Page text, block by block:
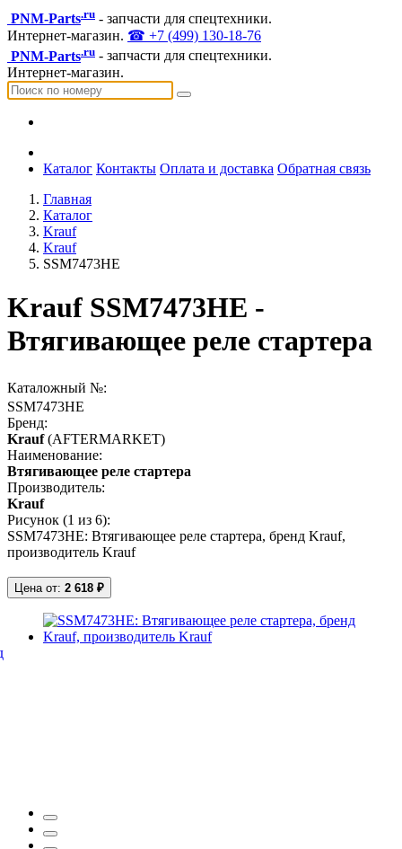
PNM-Parts.ru - запчасти для спецтехники.
Интернет-магазин. ☎ +7 (499) 130-18-76
PNM-Parts.ru - запчасти для спецтехники.
Интернет-магазин.
Каталог Контакты Оплата и доставка Обратная связь
Главная
Каталог
Krauf
Krauf
SSM7473HE
Krauf SSM7473HE -
Втягивающее реле стартера
Каталожный №:
SSM7473HE
Бренд:
Krauf (AFTERMARKET)
Наименование:
Втягивающее реле стартера
Производитель:
Krauf
Рисунок (1 из 6):
SSM7473HE: Втягивающее реле стартера, бренд Krauf,
производитель Krauf
Цена от: 2 618 ₽